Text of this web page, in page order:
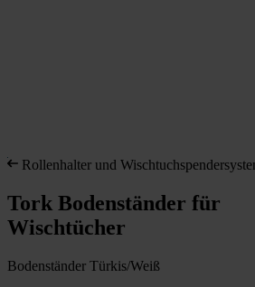
Rollenhalter und
Tork Bodenständer für
Wischtücher
Bodenständer Türkis/Weiß